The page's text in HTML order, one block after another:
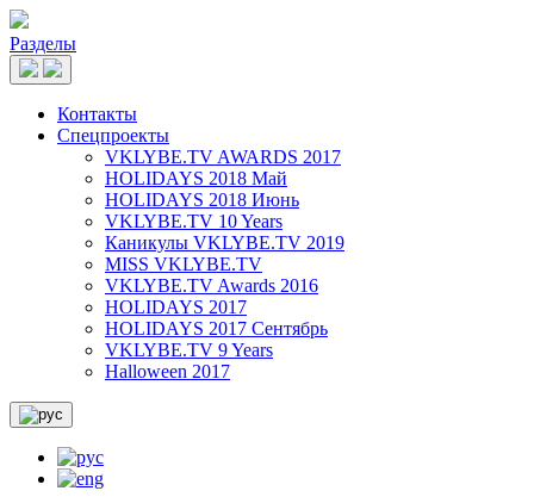
Разделы
Контакты
Спецпроекты
VKLYBE.TV AWARDS 2017
HOLIDAYS 2018 Май
HOLIDAYS 2018 Июнь
VKLYBE.TV 10 Years
Каникулы VKLYBE.TV 2019
MISS VKLYBE.TV
VKLYBE.TV Awards 2016
HOLIDAYS 2017
HOLIDAYS 2017 Сентябрь
VKLYBE.TV 9 Years
Halloween 2017